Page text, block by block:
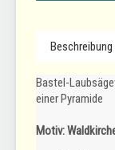
Beschreibung
Bastel-
einer Pyramide
Motiv: